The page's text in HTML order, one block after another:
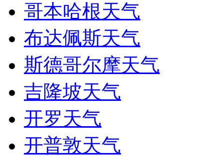
哥本哈根天气
布达佩斯天气
斯德哥尔摩天气
吉隆坡天气
开罗天气
开普敦天气